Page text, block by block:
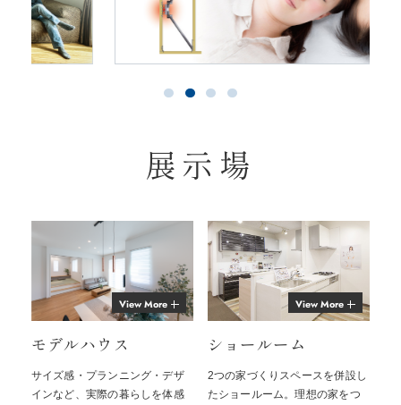
展示場
View More
モデルハウス
サイズ感・プランニング・デザ
インなど、実際の暮らしを体感
View More
ショールーム
2つの家づくりスペースを併設し
たショールーム。理想の家をつ